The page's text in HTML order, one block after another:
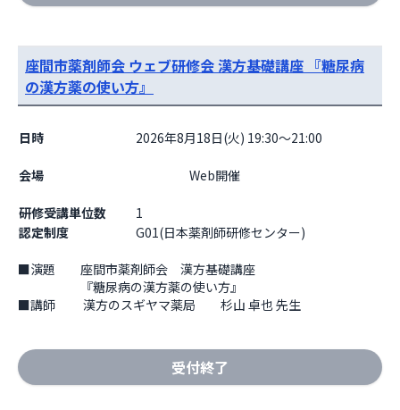
座間市薬剤師会 ウェブ研修会 漢方基礎講座 『糖尿病
の漢方薬の使い方』
日時 2026年8月18日(火) 19:30～21:00
会場
研修受講単位数
1
認定制度
G01(日本薬剤師研修センター)
■演題　　座間市薬剤師会　漢方基礎講座
『糖尿病の漢方薬の使い方』
■講師　　 漢方のスギヤマ薬局　　杉山 卓也 先生
受付終了